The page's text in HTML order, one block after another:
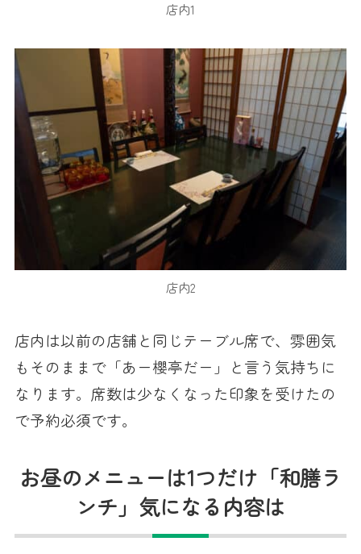
店内1
店内2
店内は以前の店舗と同じテーブル席で、雰囲気
もそのままで「あー櫻亭だー」と言う気持ちに
なります。席数は少なくなった印象を受けたの
で予約必須です。
お昼のメニューは1つだけ「和膳ラ
ンチ」気になる内容は